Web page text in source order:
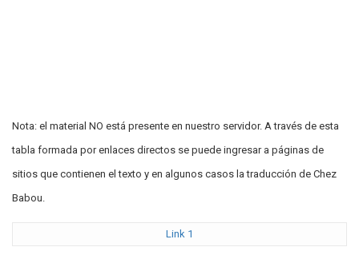
Nota: el material NO está presente en nuestro servidor. A través de esta
tabla formada por enlaces directos se puede ingresar a páginas de
sitios que contienen el texto y en algunos casos la traducción de Chez
Babou.
Link 1